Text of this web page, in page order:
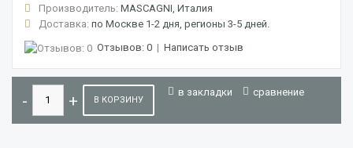
Производитель: MASCAGNI, Италия
Доставка: по Москве 1-2 дня, регионы 3-5 дней.
Отзывов: 0 | Написать отзыв
В КОРЗИНУ
в закладки сравнение